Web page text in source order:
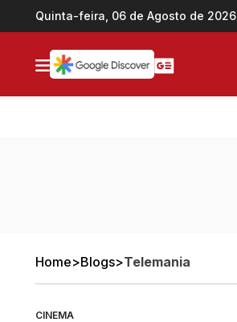
Ir direto pro conteúdo
Quinta-feira, 06 de Agosto de 2026
Home>Blogs>Telemania
CINEMA